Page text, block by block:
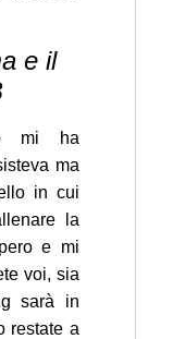
e il
mi ha
ma
in cui
la
e mi
voi, sia
sarà in
restate a